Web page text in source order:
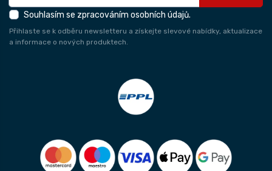
Souhlasím se zpracováním osobních údajů.
Přihlaste se k odběru newsletteru a získejte slevové nabídky, aktualizace
a informace o nových produktech.